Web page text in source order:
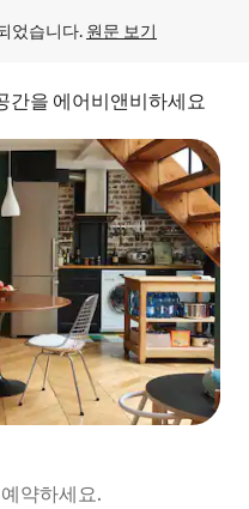
었습니다. 원문 보기
간을 에어비앤비하세요
약하세요.